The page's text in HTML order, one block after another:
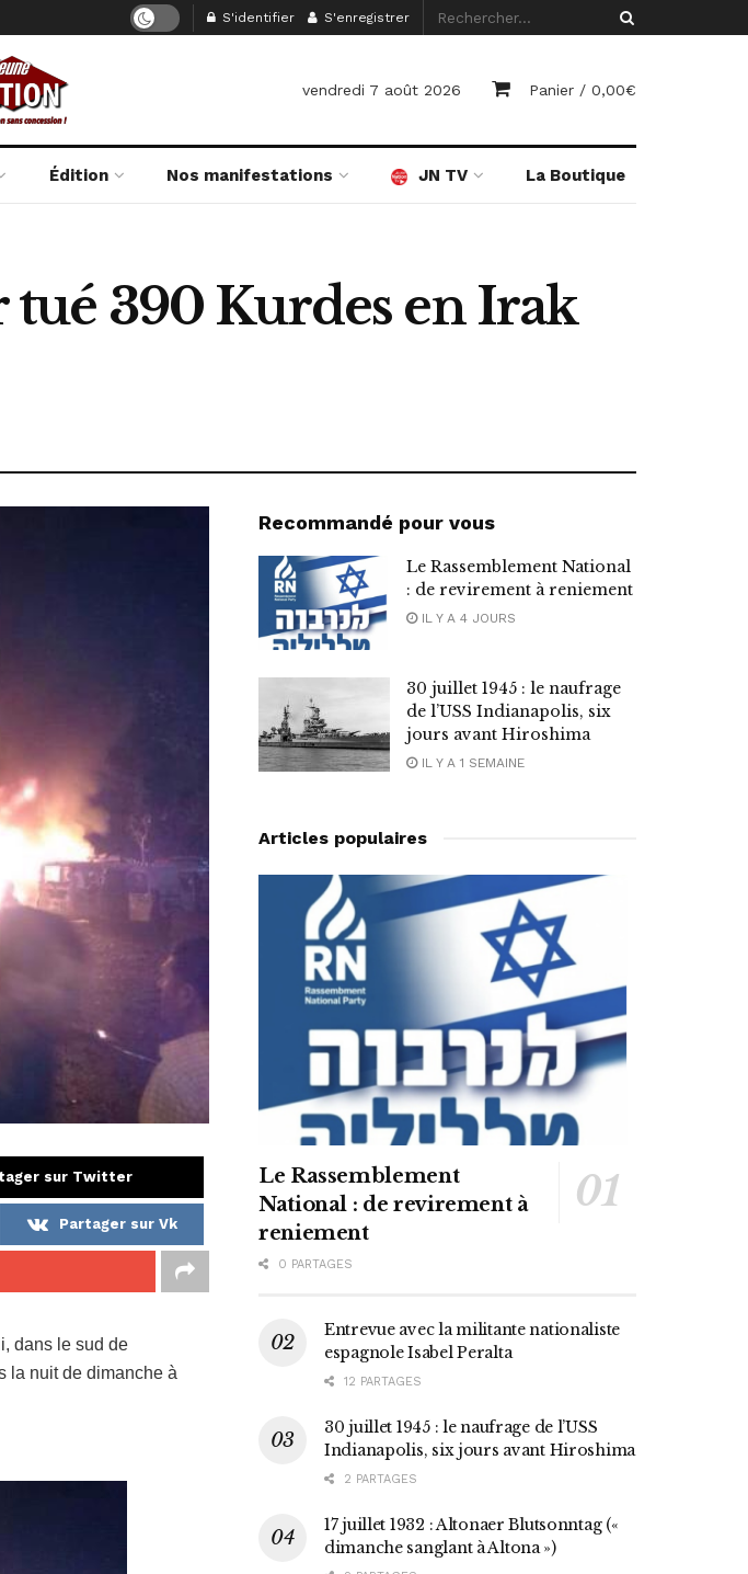
S'identifier S'enregistrer
vendredi 7 août 2026 Panier / 0,00€
Édition Nos manifestations JN TV La Boutique
390 Kurdes en Irak
sur Twitter
Partager sur Vk
dans le sud de
la nuit de dimanche à
Recommandé pour vous
Le Rassemblement National
: de revirement à reniement
IL Y A 4 JOURS
30 juillet 1945 : le naufrage
de l’USS Indianapolis, six
jours avant Hiroshima
IL Y A 1 SEMAINE
Articles populaires
Le Rassemblement
National : de revirement à
reniement
0 PARTAGES
Entrevue avec la militante nationaliste
espagnole Isabel Peralta
12 PARTAGES
30 juillet 1945 : le naufrage de l’USS
Indianapolis, six jours avant Hiroshima
2 PARTAGES
17 juillet 1932 : Altonaer Blutsonntag («
dimanche sanglant à Altona »)